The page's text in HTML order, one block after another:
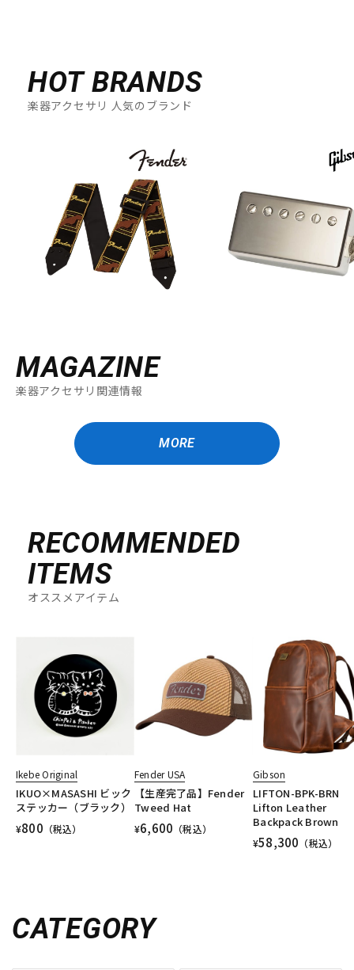
HOT BRANDS
楽器アクセサリ 人気のブランド
MAGAZINE
楽器アクセサリ関連情報
MORE
RECOMMENDED
ITEMS
オススメアイテム
Ikebe Original
IKUO×MASASHI ビック
ステッカー（ブラック）
¥800 （税込）
Fender USA
【生産完了品】Fender
Tweed Hat
¥6,600 （税込）
Gibson
LIFTON-BPK-BRN
Lifton Leather
Backpack Brown
¥58,300 （税込）
CATEGORY